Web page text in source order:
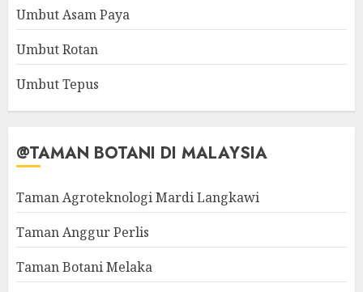
Umbut Asam Paya
Umbut Rotan
Umbut Tepus
@TAMAN BOTANI DI MALAYSIA
Taman Agroteknologi Mardi Langkawi
Taman Anggur Perlis
Taman Botani Melaka